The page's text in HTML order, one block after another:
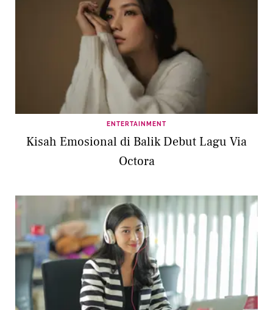
ENTERTAINMENT
Kisah Emosional di Balik Debut Lagu Via
Octora